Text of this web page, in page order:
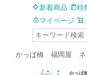
新着商品 特
マイページ
かっぱ橋 福岡屋 ネ